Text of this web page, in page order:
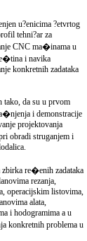
u?enicima ?etvrtog
tehni?ar za
CNC ma�inama u
i navika
konkretnih zadataka
tako, da su u prvom
i demonstracije
projektovanja
obradi struganjem i
re�enih zadataka
rezanja,
operacijskim listovima,
alata,
i hodogramima a u
konkretnih problema u